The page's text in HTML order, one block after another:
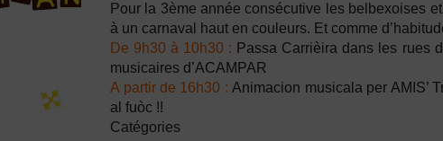
Pour la 3ème année consécutive les belbexoises
à un carnaval haut en couleurs. Et comme
De 9h30 à 10h30 : Passa Carrièira dans les rues
musicaires d’ACAMPAR
A partir de 16h30 : Animacion musicala per AMIS’
al fuòc !!
Catégories